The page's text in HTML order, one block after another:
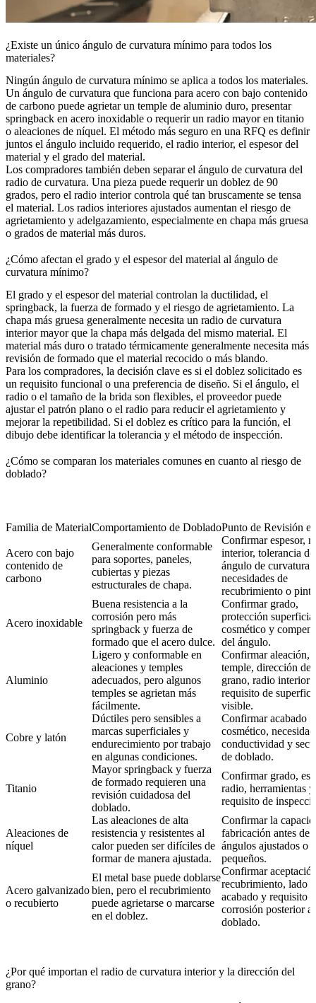
¿Existe un único ángulo de curvatura mínimo para todos los
materiales?
Ningún ángulo de curvatura mínimo se aplica a todos los materiales.
Un ángulo de curvatura que funciona para acero con bajo contenido
de carbono puede agrietar un temple de aluminio duro, presentar
springback en acero inoxidable o requerir un radio mayor en titanio
o aleaciones de níquel. El método más seguro en una RFQ es definir
juntos el ángulo incluido requerido, el radio interior, el espesor del
material y el grado del material.
Los compradores también deben separar el ángulo de curvatura del
radio de curvatura. Una pieza puede requerir un doblez de 90
grados, pero el radio interior controla qué tan bruscamente se tensa
el material. Los radios interiores ajustados aumentan el riesgo de
agrietamiento y adelgazamiento, especialmente en chapa más gruesa
o grados de material más duros.
¿Cómo afectan el grado y el espesor del material al ángulo de
curvatura mínimo?
El grado y el espesor del material controlan la ductilidad, el
springback, la fuerza de formado y el riesgo de agrietamiento. La
chapa más gruesa generalmente necesita un radio de curvatura
interior mayor que la chapa más delgada del mismo material. El
material más duro o tratado térmicamente generalmente necesita más
revisión de formado que el material recocido o más blando.
Para los compradores, la decisión clave es si el doblez solicitado es
un requisito funcional o una preferencia de diseño. Si el ángulo, el
radio o el tamaño de la brida son flexibles, el proveedor puede
ajustar el patrón plano o el radio para reducir el agrietamiento y
mejorar la repetibilidad. Si el doblez es crítico para la función, el
dibujo debe identificar la tolerancia y el método de inspección.
¿Cómo se comparan los materiales comunes en cuanto al riesgo de
doblado?
Familia de MaterialComportamiento de DobladoPunto de Revisión
Acero con bajo
contenido de
carbono
Generalmente conformable
para soportes, paneles,
cubiertas y piezas
estructurales de chapa.
Confirmar espesor,
interior, tolerancia
ángulo de curvatura
necesidades de
recubrimiento o
Acero inoxidable
Buena resistencia a la
corrosión pero más
springback y fuerza de
formado que el acero dulce.
Confirmar grado,
protección
cosmético y
del ángulo.
Aluminio
Ligero y conformable en
aleaciones y temples
adecuados, pero algunos
temples se agrietan más
fácilmente.
Confirmar aleación,
temple, dirección del
grano, radio interior
requisito de
visible.
Cobre y latón
Dúctiles pero sensibles a
marcas superficiales y
endurecimiento por trabajo
en algunas condiciones.
Confirmar acabado
cosmético,
conductividad y
de doblado.
Titanio
Mayor springback y fuerza
de formado requieren una
revisión cuidadosa del
doblado.
Confirmar grado,
radio, herramientas y
requisito de
Aleaciones de
níquel
Las aleaciones de alta
resistencia y resistentes al
calor pueden ser difíciles de
formar de manera ajustada.
Confirmar la
fabricación antes de
ángulos ajustados o
pequeños.
Acero galvanizado
o recubierto
El metal base puede doblarse
bien, pero el recubrimiento
puede agrietarse o marcarse
en el doblez.
Confirmar
recubrimiento, lado
acabado y requisito
corrosión posterior al
doblado.
¿Por qué importan el radio de curvatura interior y la dirección del
grano?